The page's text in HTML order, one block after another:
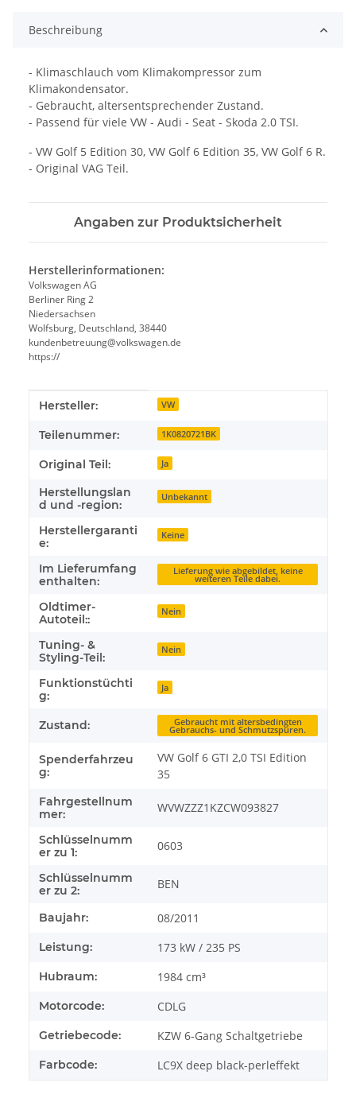
Beschreibung
- Klimaschlauch vom Klimakompressor zum
Klimakondensator.
- Gebraucht, altersentsprechender Zustand.
- Passend für viele VW - Audi - Seat - Skoda 2.0 TSI.
- VW Golf 5 Edition 30, VW Golf 6 Edition 35, VW Golf 6 R.
- Original VAG Teil.
Angaben zur Produktsicherheit
Herstellerinformationen:
Volkswagen AG
Berliner Ring 2
Niedersachsen
Wolfsburg, Deutschland, 38440
kundenbetreuung@volkswagen.de
https://
Produkteigenschaft
Wert
Hersteller: VW
Teilenummer: 1K0820721BK
Original Teil: Ja
Herstellungslan
d und -region:
Unbekannt
Herstellergaranti
e:
Keine
Im Lieferumfang
enthalten:
Lieferung wie abgebildet, keine
weiteren Teile dabei.
Oldtimer-
Autoteil::
Nein
Tuning- &
Styling-Teil:
Nein
Funktionstüchti
g:
Ja
Zustand: Gebraucht mit altersbedingten
Gebrauchs- und Schmutzspuren.
Spenderfahrzeu
g:
VW Golf 6 GTI 2,0 TSI Edition
35
Fahrgestellnum
mer:
WVWZZZ1KZCW093827
Schlüsselnumm
er zu 1:
0603
Schlüsselnumm
er zu 2:
BEN
Baujahr: 08/2011
Leistung: 173 kW / 235 PS
Hubraum: 1984 cm³
Motorcode: CDLG
Getriebecode: KZW 6-Gang Schaltgetriebe
Farbcode: LC9X deep black-perleffekt